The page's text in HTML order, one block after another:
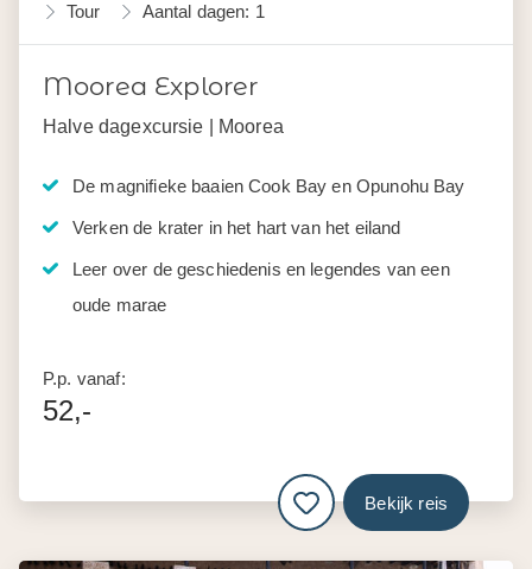
Tour Aantal dagen: 1
Moorea Explorer
Halve dagexcursie | Moorea
De magnifieke baaien Cook Bay en Opunohu Bay
Verken de krater in het hart van het eiland
Leer over de geschiedenis en legendes van een
oude marae
P.p. vanaf:
52,-
Bekijk reis